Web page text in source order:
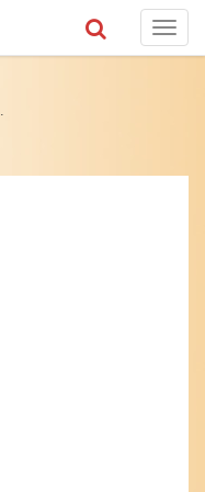
Toggle